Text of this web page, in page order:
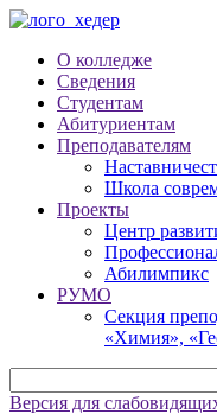
О колледже
Сведения
Студентам
Абитуриентам
Преподавателям
Школа
Проекты
Центр
Абилимпикс
РУМО
Секция
«Химия»,
Версия для